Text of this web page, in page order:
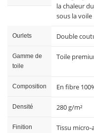
la chaleur
sous la voile
Ourlets Double
Gamme de
toile
Toile
Composition En fibre
Densité 280 g/m²
Finition Tissu